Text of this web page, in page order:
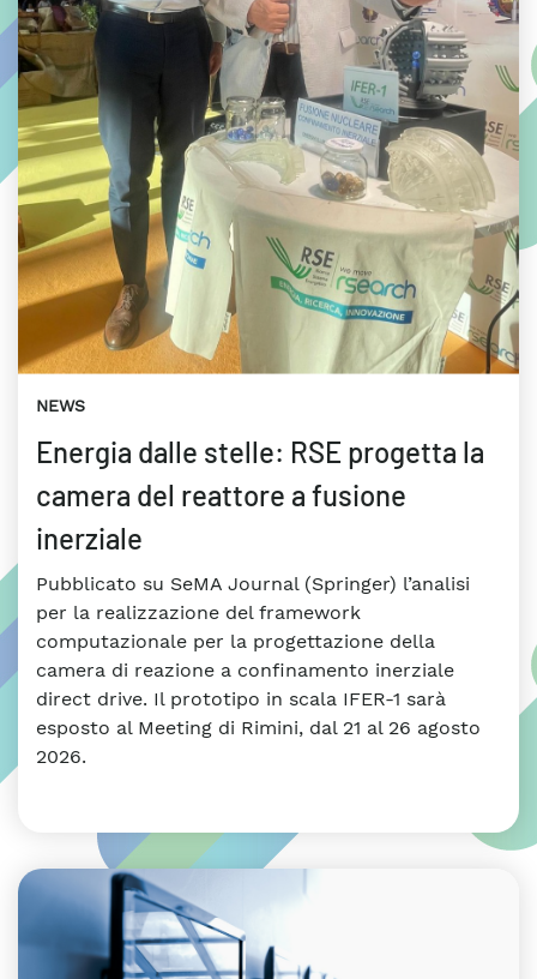
NEWS
Energia dalle stelle: RSE progetta la
camera del reattore a fusione
inerziale
Pubblicato su SeMA Journal (Springer) l’analisi
per la realizzazione del framework
computazionale per la progettazione della
camera di reazione a confinamento inerziale
direct drive. Il prototipo in scala IFER-1 sarà
esposto al Meeting di Rimini, dal 21 al 26 agosto
2026.